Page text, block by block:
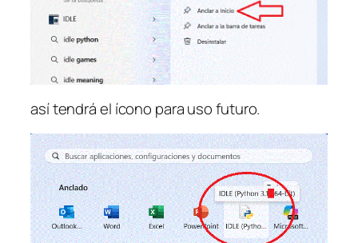
así tendrá el ícono para uso futuro.